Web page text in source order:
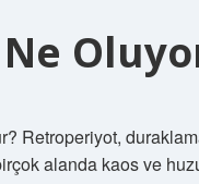
Retroperiyot,
alanda kaos ve